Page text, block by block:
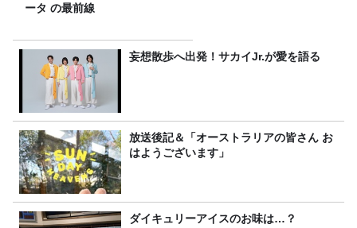
ータ の最前線
妄想散歩へ出発！サカイJr.が愛を語る
放送後記＆「オーストラリアの皆さん お
はようございます」
ダイキュリーアイスのお味は…？